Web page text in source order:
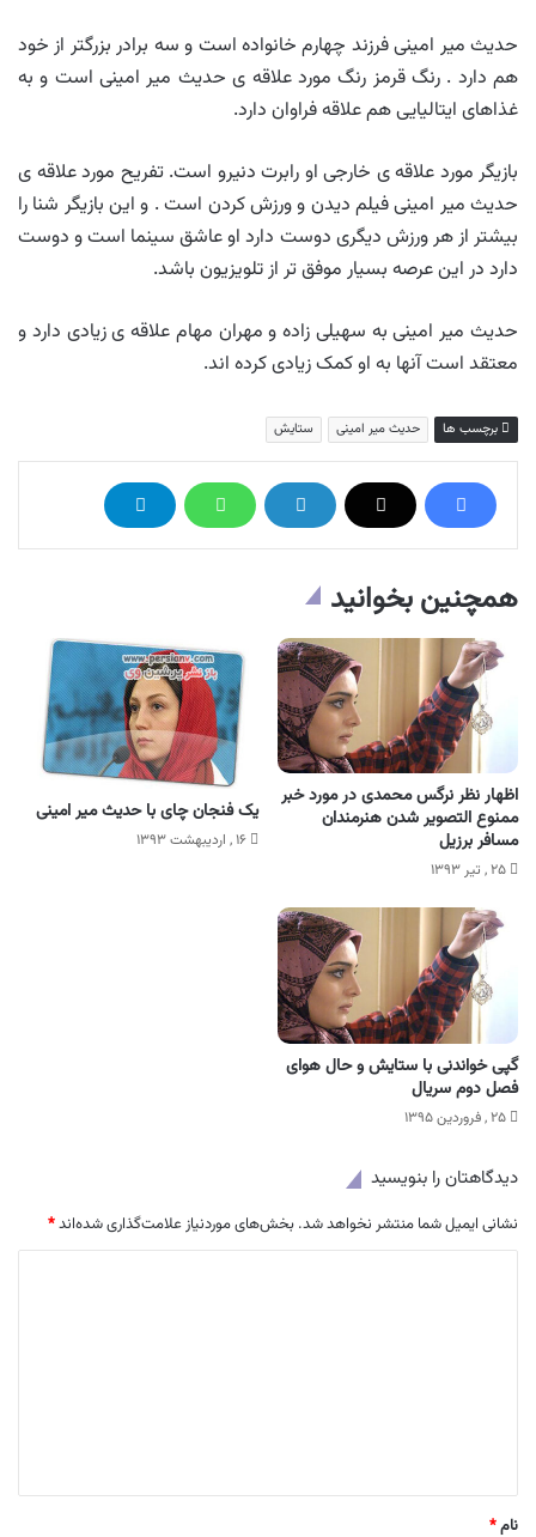
حدیث میر امینی فرزند چهارم خانواده است و سه برادر بزرگتر از خود
هم دارد . رنگ قرمز رنگ مورد علاقه ی حدیث میر امینی است و به
غذاهای ایتالیایی هم علاقه فراوان دارد.
بازیگر مورد علاقه ی خارجی او رابرت دنیرو است. تفریح مورد علاقه ی
حدیث میر امینی فیلم دیدن و ورزش کردن است . و این بازیگر شنا را
بیشتر از هر ورزش دیگری دوست دارد او عاشق سینما است و دوست
دارد در این عرصه بسیار موفق تر از تلویزیون باشد.
حدیث میر امینی به سهیلی زاده و مهران مهام علاقه ی زیادی دارد و
معتقد است آنها به او کمک زیادی کرده اند.
برچسب ها حدیث میر امینی ستایش
همچنین بخوانید
اظهار نظر نرگس محمدی در مورد خبر
ممنوع التصویر شدن هنرمندان
مسافر برزیل
۲۵ , تیر ۱۳۹۳
یک فنجان چای با حدیث میر امینی
۱۶ , اردیبهشت ۱۳۹۳
گپی خواندنی با ستایش و حال هوای
فصل دوم سریال
۲۵ , فروردین ۱۳۹۵
دیدگاهتان را بنویسید
نشانی ایمیل شما منتشر نخواهد شد. بخش‌های موردنیاز علامت‌گذاری شده‌اند*
نام*